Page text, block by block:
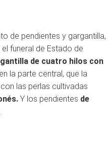
de pendientes y gargantilla,
funeral de Estado de
de cuatro hilos con
en la parte central, que la
las perlas cultivadas
Y los pendientes de
.